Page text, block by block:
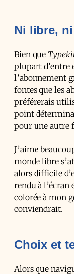
Ni libre,
Bien que
plupart d’entre
l’abonnement
fontes que les
préférerais
point
pour une autre
J’aime
monde libre
alors difficile
rendu à l’écran
colorée à mon
conviendrait.
Choix et
Alors que